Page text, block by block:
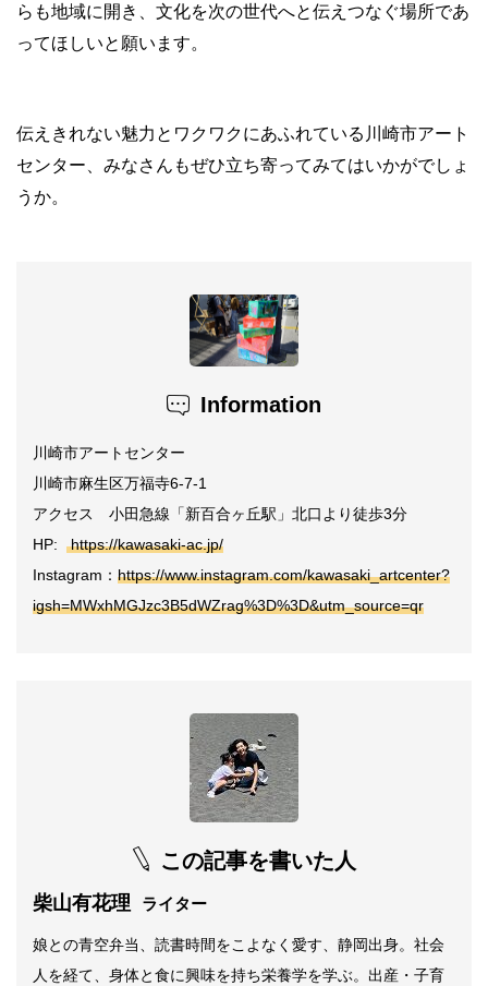
らも地域に開き、文化を次の世代へと伝えつなぐ場所であ
ってほしいと願います。
伝えきれない魅力とワクワクにあふれている川崎市アート
センター、みなさんもぜひ立ち寄ってみてはいかがでしょ
うか。
Information
川崎市アートセンター
川崎市麻生区万福寺6-7-1
アクセス 小田急線「新百合ヶ丘駅」北口より徒歩3分
HP: https://kawasaki-ac.jp/
Instagram： https://www.instagram.com/kawasaki_artcenter?
igsh=MWxhMGJzc3B5dWZrag%3D%3D&utm_source=qr
この記事を書いた人
柴山有花理 ライター
娘との青空弁当、読書時間をこよなく愛す、静岡出身。社会
人を経て、身体と食に興味を持ち栄養学を学ぶ。出産・子育